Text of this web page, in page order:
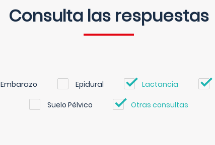
Consulta las respuestas
Embarazo Epidural Lactancia
Suelo Pélvico Otras consultas